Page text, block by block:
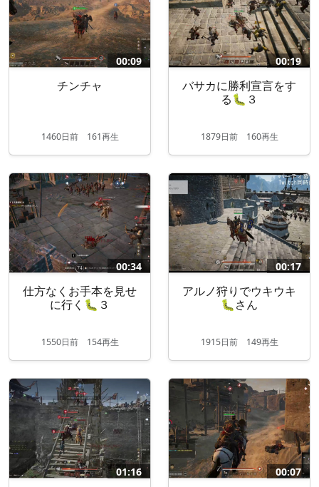
00:09
チンチャ
1460日前161再生
00:19
バサカに勝利宣言をす
る🐛３
1879日前160再生
00:34
仕方なくお手本を見せ
に行く🐛３
1550日前154再生
00:17
アルノ狩りでウキウキ
🐛さん
1915日前149再生
01:16 00:07